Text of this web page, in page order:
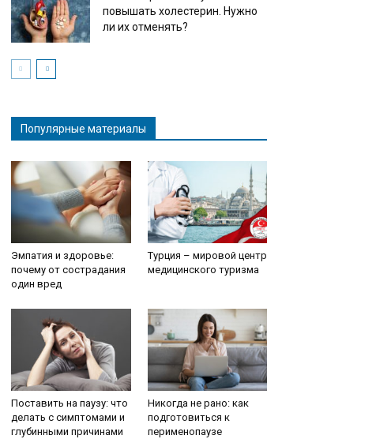
повышать холестерин. Нужно
ли их отменять?
Популярные материалы
Эмпатия и здоровье:
почему от сострадания
один вред
Турция – мировой центр
медицинского туризма
Поставить на паузу: что
делать с симптомами и
глубинными причинами
Никогда не рано: как
подготовиться к
перименопаузе